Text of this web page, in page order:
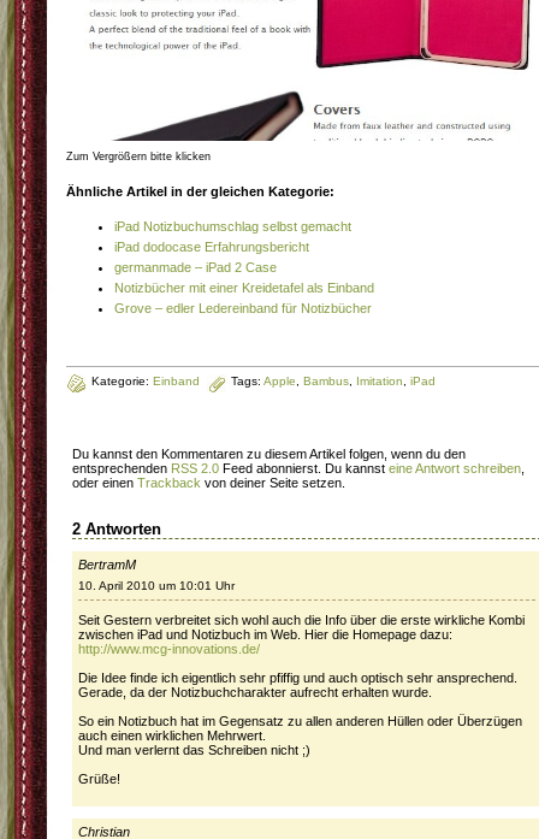
Zum Vergrößern bitte klicken
Ähnliche Artikel in der gleichen Kategorie:
iPad Notizbuchumschlag selbst gemacht
iPad dodocase Erfahrungsbericht
germanmade – iPad 2 Case
Notizbücher mit einer Kreidetafel als Einband
Grove – edler Ledereinband für Notizbücher
Kategorie: Einband Tags: Apple, Bambus, Imitation, iPad
Du kannst den Kommentaren zu diesem Artikel folgen, wenn du den
entsprechenden RSS 2.0 Feed abonnierst. Du kannst eine Antwort schreiben
oder einen Trackback von deiner Seite setzen.
2 Antworten
BertramM
10. April 2010 um 10:01 Uhr
Seit Gestern verbreitet sich wohl auch die Info über die erste wirkliche Kombi
zwischen iPad und Notizbuch im Web. Hier die Homepage dazu:
http://www.mcg-innovations.de/
Die Idee finde ich eigentlich sehr pfiffig und auch optisch sehr ansprechend.
Gerade, da der Notizbuchcharakter aufrecht erhalten wurde.
So ein Notizbuch hat im Gegensatz zu allen anderen Hüllen oder Überzügen
auch einen wirklichen Mehrwert.
Und man verlernt das Schreiben nicht ;)
Grüße!
Christian